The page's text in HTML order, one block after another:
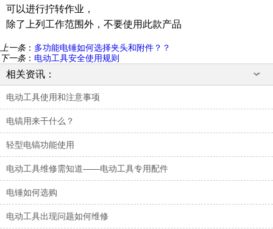
可以进行拧转作业，
除了上列工作范围外，不要使用此款产品
上一条： 多功能电锤如何选择夹头和附件？？
下一条： 电动工具安全使用规则
相关资讯：
电动工具使用和注意事项
电镐用来干什么？
轻型电镐功能使用
电动工具维修需知道——电动工具专用配件
电锤如何选购
电动工具出现问题如何维修